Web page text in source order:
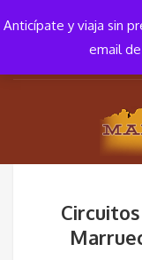
+34
Anticípate y viaja sin
email